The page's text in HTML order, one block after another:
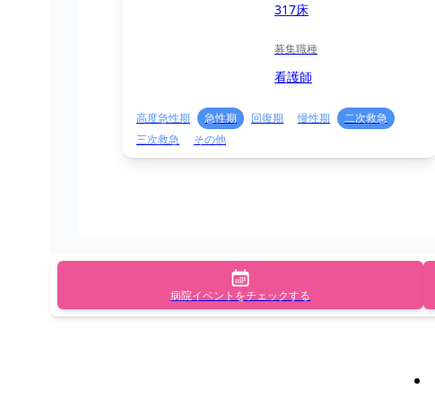
317床
募集職種
看護師
高度急性期 急性期 回復期 慢性期
二次救急
三次救急
その他
病院イベントをチェックする